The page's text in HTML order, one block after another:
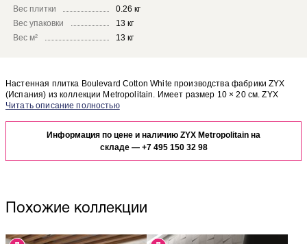
Вес плитки
0.26 кг
Вес упаковки
13 кг
Вес м²
13 кг
Настенная плитка Boulevard Cotton White производства фабрики ZYX
(Испания) из коллекции Metropolitain. Имеет размер 10 × 20 см. ZYX
Metropolitain Boulevard Cotton White отлично сочетается с другими
выглядеть в отделке Вашего помещения, закажите бесплатный дизайн-
проект с использованием элементов коллекции ZYX Metropolitain.
Информация по цене и наличию ZYX Metropolitain на
складе — +7 495 150 32 98
Похожие коллекции